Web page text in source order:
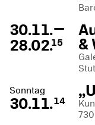
30.11.—
28.02.15 &
Sonntag
30.11.14